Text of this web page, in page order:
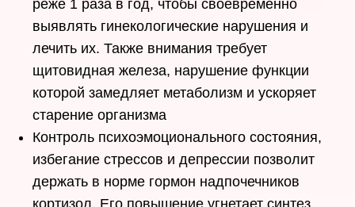
реже 1 раза в год, чтобы своевременно
выявлять гинекологические нарушения и
лечить их. Также внимания требует
щитовидная железа, нарушение функции
которой замедляет метаболизм и ускоряет
старение организма
Контроль психоэмоционального состояния,
избегание стрессов и депрессии позволит
держать в норме гормон надпочечников
кортизол. Его повышение угнетает синтез